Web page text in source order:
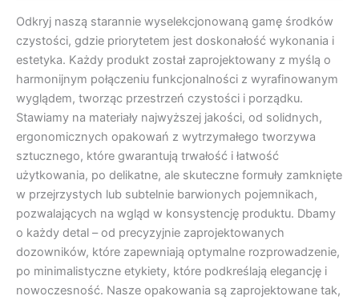
Odkryj naszą starannie wyselekcjonowaną gamę środków
czystości, gdzie priorytetem jest doskonałość wykonania i
estetyka. Każdy produkt został zaprojektowany z myślą o
harmonijnym połączeniu funkcjonalności z wyrafinowanym
wyglądem, tworząc przestrzeń czystości i porządku.
Stawiamy na materiały najwyższej jakości, od solidnych,
ergonomicznych opakowań z wytrzymałego tworzywa
sztucznego, które gwarantują trwałość i łatwość
użytkowania, po delikatne, ale skuteczne formuły zamknięte
w przejrzystych lub subtelnie barwionych pojemnikach,
pozwalających na wgląd w konsystencję produktu. Dbamy
o każdy detal – od precyzyjnie zaprojektowanych
dozowników, które zapewniają optymalne rozprowadzenie,
po minimalistyczne etykiety, które podkreślają elegancję i
nowoczesność. Nasze opakowania są zaprojektowane tak,